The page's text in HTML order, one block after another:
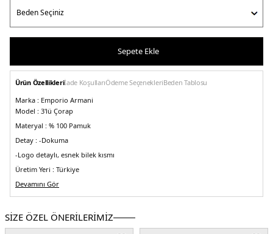
Sepete Ekle
Ürün Özellikleriİade KoşullarıÖdeme SeçenekleriBeden Tablosu
Marka : Emporio Armani
Model : 3'lü Çorap
Materyal : % 100 Pamuk
Detay : -Dokuma
-Logo detaylı, esnek bilek kısmı
Üretim Yeri : Türkiye
5DE13000483F25429821.07
Devamını Gör
SİZE ÖZEL ÖNERİLERİMİZ